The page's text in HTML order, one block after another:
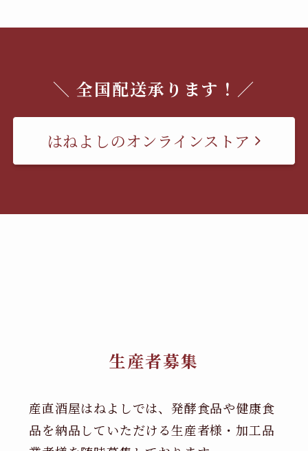
＼ 全国配送承ります！／
はねよしのオンラインストア
生産者募集
産直酒屋はねよしでは、発酵食品や健康食
品を納品していただける生産者様・加工品